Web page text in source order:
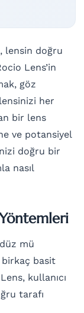
lensin doğru
Lens’in
göz
her
bir lens
ve potansiyel
doğru bir
nasıl
mü
basit
kullanıcı
tarafı